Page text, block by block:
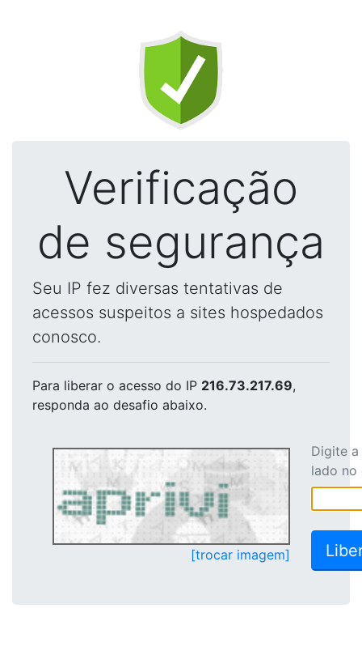
Verificação
de segurança
Seu IP fez diversas tentativas de
acessos suspeitos a sites hospedados
conosco.
Para liberar o acesso do IP 216.73.217.69,
responda ao desafio abaixo.
[trocar imagem]
Digite
lado no